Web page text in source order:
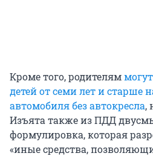
Кроме того, родителям
детей от семи лет и старше
автомобиля без автокресла,
Изъята также из ПДД
формулировка, которая
«иные средства,